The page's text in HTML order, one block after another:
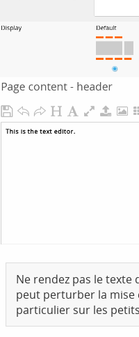
Ne rendez pas le texte
peut perturber la mise
particulier sur les